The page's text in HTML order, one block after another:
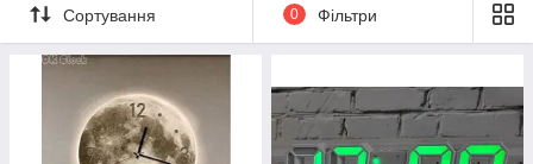
Сортування 0 Фільтри